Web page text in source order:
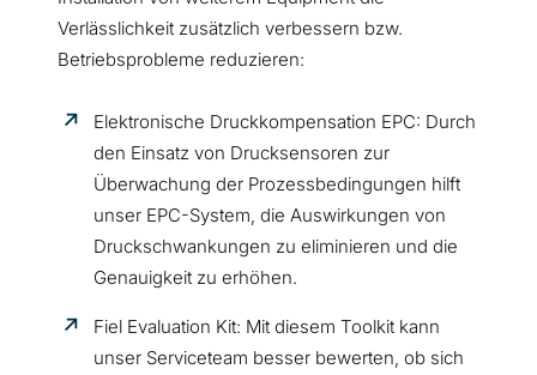
Verlässlichkeit zusätzlich verbessern bzw.
Betriebsprobleme reduzieren:
Elektronische Druckkompensation EPC: Durch
den Einsatz von Drucksensoren zur
Überwachung der Prozessbedingungen hilft
unser EPC-System, die Auswirkungen von
Druckschwankungen zu eliminieren und die
Genauigkeit zu erhöhen.
Fiel Evaluation Kit: Mit diesem Toolkit kann
unser Serviceteam besser bewerten, ob sich